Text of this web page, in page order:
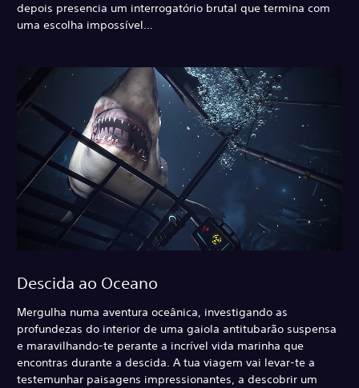
depois presencia um interrogatório brutal que termina com
uma escolha impossível…
Descida ao Oceano
Mergulha numa aventura oceânica, investigando as
profundezas do interior de uma gaiola antitubarão suspensa
e maravilhando-te perante a incrível vida marinha que
encontras durante a descida. A tua viagem vai levar-te a
testemunhar paisagens impressionantes, a descobrir um